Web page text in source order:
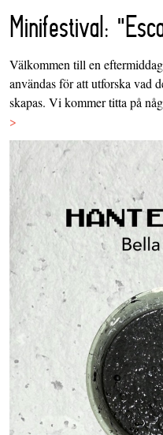
Minifestival:
Välkommen till en
användas för att utforska vad
skapas. Vi kommer titta på
>